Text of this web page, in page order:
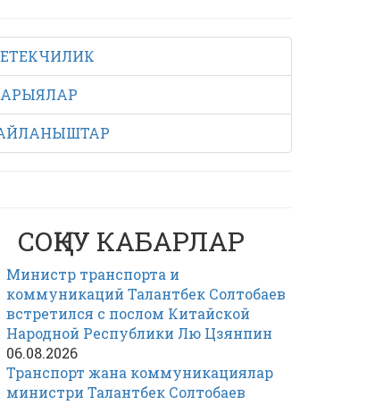
СОҢКУ КАБАРЛАР
Министр транспорта и
коммуникаций Талантбек Солтобаев
встретился с послом Китайской
Народной Республики Лю Цзянпин
06.08.2026
Транспорт жана коммуникациялар
министри Талантбек Солтобаев